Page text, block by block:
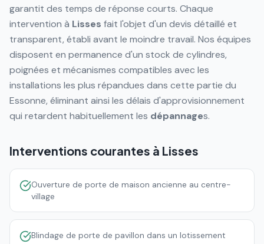
garantit des temps de réponse courts. Chaque
intervention à Lisses fait l'objet d'un devis détaillé et
transparent, établi avant le moindre travail. Nos équipes
disposent en permanence d'un stock de cylindres,
poignées et mécanismes compatibles avec les
installations les plus répandues dans cette partie du
Essonne, éliminant ainsi les délais d'approvisionnement
qui retardent habituellement les dépannages.
Interventions courantes à Lisses
Ouverture de porte de maison ancienne au centre-
village
Blindage de porte de pavillon dans un lotissement